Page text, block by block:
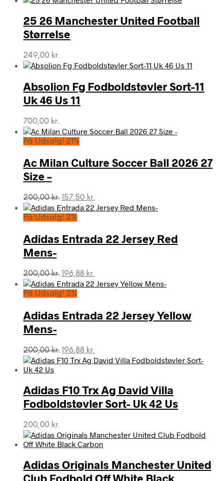
25 26 Manchester United Football
Størrelse
249,00 kr.
Absolion Fg Fodboldstøvler Sort-11
Uk 46 Us 11
700,00 kr.
På Udsalg! 21%
Ac Milan Culture Soccer Ball 2026 27
Size –
200,00kr. Den
oprindelige
pris
200,00 kr..
157,50 kr.
aktuelle
157,50 kr..
På Udsalg! 2%
Adidas Entrada 22 Jersey Red
Mens-
200,00kr. Den
oprindelige
pris
200,00 kr..
196,88 kr.
aktuelle
196,88 kr..
På Udsalg! 2%
Adidas Entrada 22 Jersey Yellow
Mens-
200,00kr. Den
oprindelige
200,00 kr..
196,88 kr.
aktuelle
196,88 kr..
Adidas F10 Trx Ag David Villa
Fodboldstøvler Sort- Uk 42 Us
200,00 kr.
Adidas Originals Manchester United
Club Fodbold Off White Black